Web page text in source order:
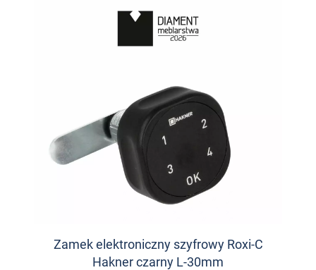
Zamek elektroniczny szyfrowy Roxi-C
Hakner czarny L-30mm